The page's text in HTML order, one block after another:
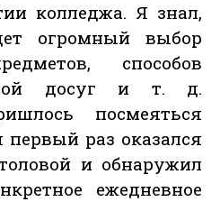
колледжа. Я знал,
огромный выбор
способов
досуг и т. д.
посмеяться
первый раз оказался
и обнаружил
ежедневное